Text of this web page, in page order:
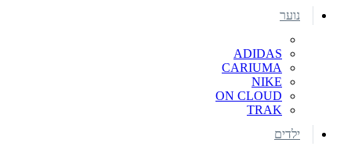
נוער
ADIDAS
CARIUMA
NIKE
ON CLOUD
TRAK
ילדים